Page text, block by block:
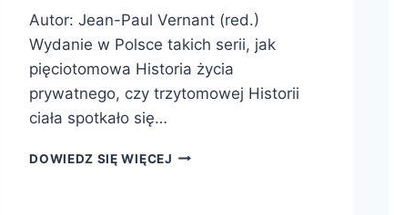
Autor: Jean-Paul Vernant (red.)
Wydanie w Polsce takich serii, jak
pięciotomowa Historia życia
prywatnego, czy trzytomowej Historii
ciała spotkało się…
DOWIEDZ SIĘ WIĘCEJ CZŁOWIEK